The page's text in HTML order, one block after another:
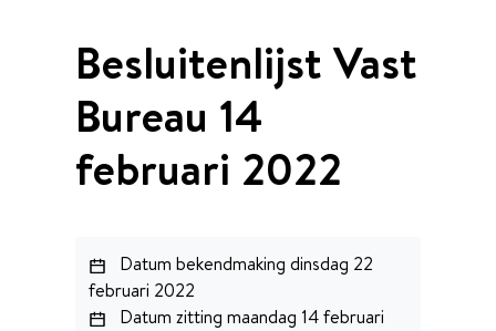
Besluitenlijst Vast
Bureau 14
februari 2022
Datum bekendmaking dinsdag 22
februari 2022
Datum zitting maandag 14 februari